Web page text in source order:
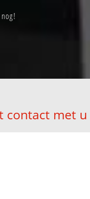
contact met u